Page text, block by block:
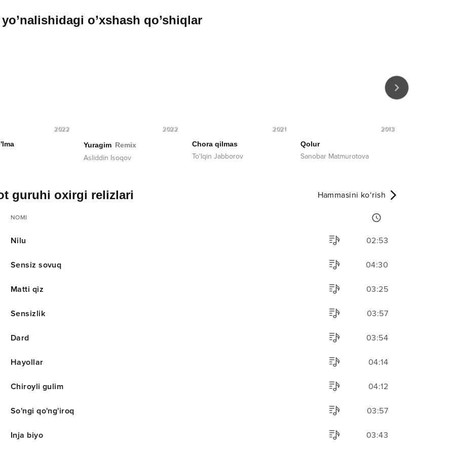
yo’nalishidagi o’xshash qo’shiqlar
2022 2022
Yuragim Remix
Asliddin Isoqov
2021
Chora qilmas
To'lqin Jabborov
2013
Qolur
Sanobar Matmurotova
guruhi oxirgi relizlari Hammasini ko‘rish
NOMI
Nilu 02:53
Sensiz sovuq 04:30
Matti qiz 03:25
Sensizlik 03:57
Dard 03:54
Hayollar 04:14
Chiroyli gulim 04:12
So'ngi qo'ng'iroq 03:57
Inja biyo 03:43